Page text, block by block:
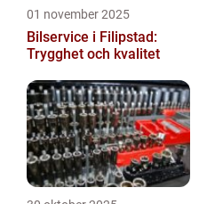
01 november 2025
Bilservice i Filipstad:
Trygghet och kvalitet